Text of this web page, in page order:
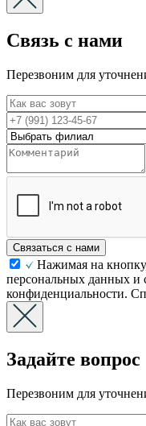
Связь с нами
Перезвоним для
Связаться с нами
Нажимая на
персональных данных и
конфиденциальности.
Задайте вопрос
Перезвоним для